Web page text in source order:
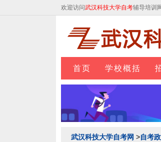
欢迎访问武汉科技大学自考辅导培训
首页 学校概括
武汉科技大学自考网 >自考